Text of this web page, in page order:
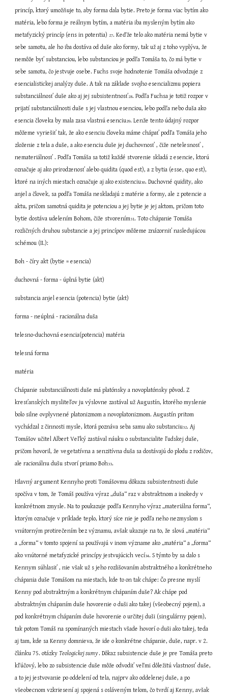
princíp, ktorý umožňuje to, aby forma dala bytie. Preto je forma viac bytím ako
matéria, lebo forma je reálnym bytím, a matéria iba mysleným bytím ako
metafyzický princíp (ens in potentia) 27. Keďže telo ako matéria nemá bytie v
sebe samotu, ale ho iba dostáva od duše ako formy, tak už aj z toho vyplýva, že
nemôže byť substanciou, lebo substanciou je podľa Tomáša to, čo má bytie v
sebe samotu, čo jestvuje osebe. Fuchs svoje hodnotenie Tomáša odvodzuje z
esencialistickej analýzy duše. A tak na základe svojho esencializmu popiera
substanciálnosť duše ako aj jej subsistentnosť28. Podľa Fuchsa je totiž rozpor v
prijatí substanciálnosti duše s jej vlastnou esenciou, lebo podľa nebo duša ako
esencia človeka by mala zasa vlastnú esenciu29. Lenže tento údajný rozpor
môžeme vyriešiť tak, že ako esenciu človeka máme chápať podľa Tomáša jeho
zloženie z tela a duše, a ako esenciu duše jej duchovnosť , čiže netelesnosť ,
nemateriálnosť . Podľa Tomáša sa totiž každé stvorenie skladá z esencie, ktorú
označuje aj ako prirodzenosť alebo quidita (quod est), a z bytia (esse, quo est),
ktoré na iných miestach označuje aj ako existenciu30. Duchovné quidity, ako
anjel a človek, sa podľa Tomáša neskladajú z matérie a formy, ale z potencie a
aktu, pričom samotná quidita je potenciou a jej bytie je jej aktom, pričom toto
bytie dostáva udelením Bohom, čiže stvorením31. Toto chápanie Tomáša
rozličných druhou substancie a jej princípov môžeme znázorniť nasledujúcou
schémou (II.):
Boh - číry akt (bytie = esencia)
duchovná - forma - úplná bytie (akt)
substancia anjel esencia (potencia) bytie (akt)
forma - neúplná - racionálna duša
telesno-duchovná esencia(potencia) matéria
telesná forma
matéria
Chápanie substanciálnosti duše má platónsky a novoplatónsky pôvod. Z
kresťanských mysliteľov ju výslovne zastával už Augustín, ktorého myslenie
bolo silne ovplyvnené platonizmom a novoplatonizmom. Augustín pritom
vychádzal z činnosti mysle, ktorá poznáva seba samu ako substanciu32. Aj
Tomášov učitel Albert Veľký zastával náuku o substancialite ľudskej duše,
pričom hovoril, že vegetatívna a senzitívna duša sa dostávajú do plodu z rodičov,
ale racionálnu dušu stvorí priamo Boh33.
Hlavný argument Kennyho proti Tomášovmu dôkazu subsistentnosti duše
spočíva v tom, že Tomáš používa výraz „duša“ raz v abstraktnom a inokedy v
konkrétnom zmysle. Na to poukazuje podľa Kennyho výraz „materiálna forma“,
ktorým označuje v príklade teplo, ktorý síce nie je podľa neho nezmyslom s
vnútorným protirečením bez významu, avšak ukazuje na to, že slová „matéria“
a „forma“ v tomto spojení sa používajú v inom význame ako „matéria“ a „forma“
ako vnútorné metafyzické princípy jestvujúcich vecí34. S týmto by sa dalo s
Kennym súhlasiť , nie však už s jeho rozlišovaním abstraktného a konkrétneho
chápania duše Tomášom na miestach, kde to on tak chápe: Čo presne myslí
Kenny pod abstraktným a konkrétnym chápaním duše? Ak chápe pod
abstraktným chápaním duše hovorenie o duši ako takej (všeobecný pojem), a
pod konkrétnym chápaním duše hovorenie o určitej duši (singulárny pojem),
tak potom Tomáš na spomínaných miestach všade hovorí o duši ako takej, teda
aj tam, kde sa Kenny domnieva, že ide o konkrétne chápanie, duše, napr. v 2.
článku 75. otázky Teologickej sumy . Dôkaz subsistencie duše je pre Tomáša preto
kľúčový, lebo zo subsistencie duše môže odvodiť veľmi dôležitú vlastnosť duše,
a to jej jestvovanie po oddelení od tela, najprv ako oddelenej duše, a po
všeobecnom vzkriesení aj spojená s osláveným telom, čo tvrdí aj Kenny, avšak